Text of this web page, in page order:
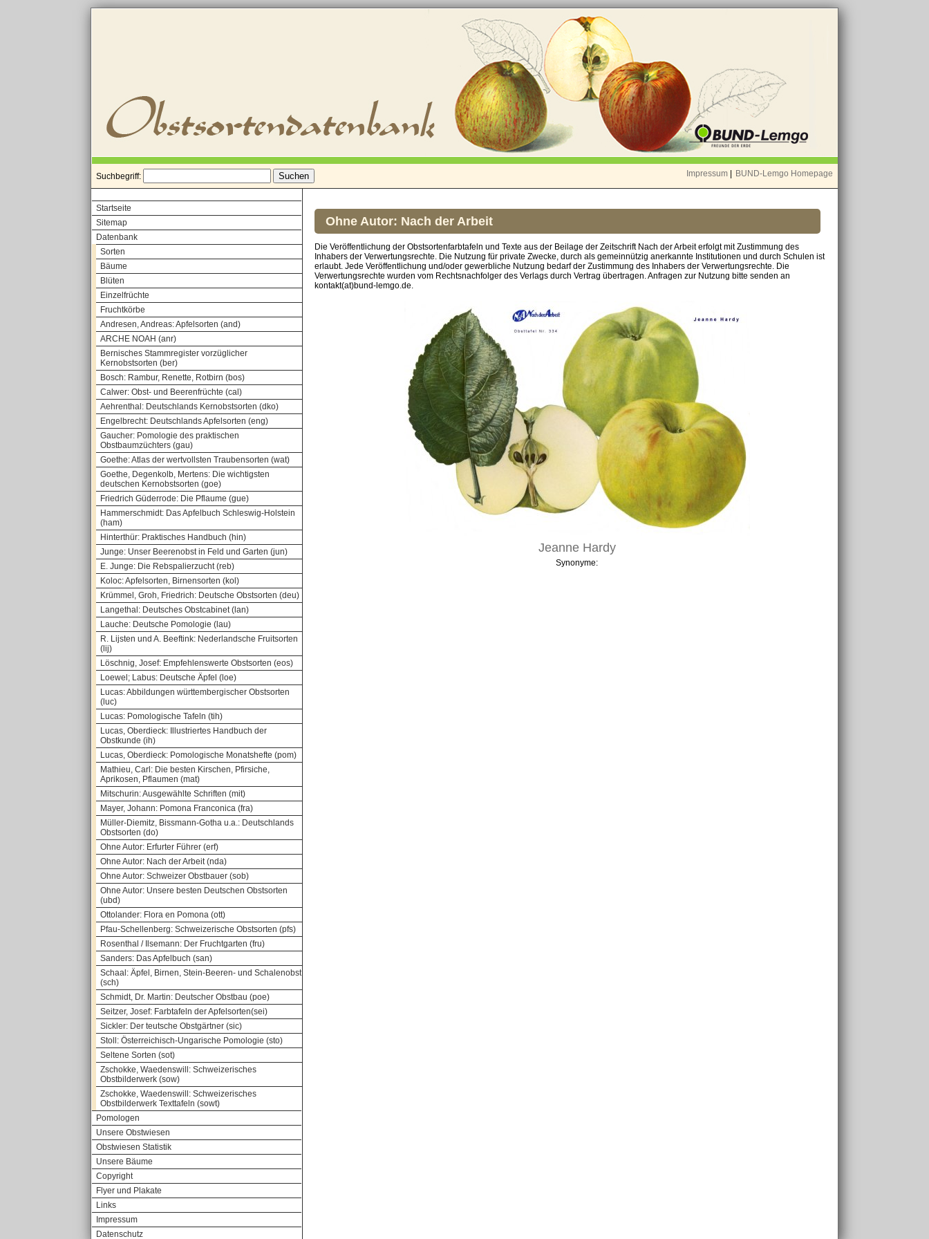
Suchbegriff: Impressum BUND-Lemgo Homepage
Startseite
Sitemap
Datenbank
Sorten
Bäume
Blüten
Einzelfrüchte
Fruchtkörbe
Andresen, Andreas: Apfelsorten (and)
ARCHE NOAH (anr)
Bernisches Stammregister vorzüglicher
Kernobstsorten (ber)
Bosch: Rambur, Renette, Rotbirn (bos)
Calwer: Obst- und Beerenfrüchte (cal)
Aehrenthal: Deutschlands Kernobstsorten (dko)
Engelbrecht: Deutschlands Apfelsorten (eng)
Gaucher: Pomologie des praktischen
Obstbaumzüchters (gau)
Goethe: Atlas der wertvollsten Traubensorten (wat)
Goethe, Degenkolb, Mertens: Die wichtigsten
deutschen Kernobstsorten (goe)
Friedrich Güderrode: Die Pflaume (gue)
Hammerschmidt: Das Apfelbuch Schleswig-Holstein
(ham)
Hinterthür: Praktisches Handbuch (hin)
Junge: Unser Beerenobst in Feld und Garten (jun)
E. Junge: Die Rebspalierzucht (reb)
Koloc: Apfelsorten, Birnensorten (kol)
Krümmel, Groh, Friedrich: Deutsche Obstsorten (deu)
Langethal: Deutsches Obstcabinet (lan)
Lauche: Deutsche Pomologie (lau)
R. Lijsten und A. Beeftink: Nederlandsche Fruitsorten
(lij)
Löschnig, Josef: Empfehlenswerte Obstsorten (eos)
Loewel; Labus: Deutsche Äpfel (loe)
Lucas: Abbildungen württembergischer Obstsorten
(luc)
Lucas: Pomologische Tafeln (tih)
Lucas, Oberdieck: Illustriertes Handbuch der
Obstkunde (ih)
Lucas, Oberdieck: Pomologische Monatshefte (pom)
Mathieu, Carl: Die besten Kirschen, Pfirsiche,
Aprikosen, Pflaumen (mat)
Mitschurin: Ausgewählte Schriften (mit)
Mayer, Johann: Pomona Franconica (fra)
Müller-Diemitz, Bissmann-Gotha u.a.: Deutschlands
Obstsorten (do)
Ohne Autor: Erfurter Führer (erf)
Ohne Autor: Nach der Arbeit (nda)
Ohne Autor: Schweizer Obstbauer (sob)
Ohne Autor: Unsere besten Deutschen Obstsorten
(ubd)
Ottolander: Flora en Pomona (ott)
Pfau-Schellenberg: Schweizerische Obstsorten (pfs)
Rosenthal / Ilsemann: Der Fruchtgarten (fru)
Sanders: Das Apfelbuch (san)
Schaal: Äpfel, Birnen, Stein-Beeren- und Schalenobst
(sch)
Schmidt, Dr. Martin: Deutscher Obstbau (poe)
Seitzer, Josef: Farbtafeln der Apfelsorten(sei)
Sickler: Der teutsche Obstgärtner (sic)
Stoll: Österreichisch-Ungarische Pomologie (sto)
Seltene Sorten (sot)
Zschokke, Waedenswill: Schweizerisches
Obstbilderwerk (sow)
Zschokke, Waedenswill: Schweizerisches
Obstbilderwerk Texttafeln (sowt)
Pomologen
Unsere Obstwiesen
Obstwiesen Statistik
Unsere Bäume
Copyright
Flyer und Plakate
Links
Impressum
Datenschutz
Ohne Autor: Nach der Arbeit
Die Veröffentlichung der Obstsortenfarbtafeln und Texte aus der Beilage der Zeitschrift Nach der Arbeit erfolgt mit Zustimmung des
Inhabers der Verwertungsrechte. Die Nutzung für private Zwecke, durch als gemeinnützig anerkannte Institutionen und durch Schulen ist
erlaubt. Jede Veröffentlichung und/oder gewerbliche Nutzung bedarf der Zustimmung des Inhabers der Verwertungsrechte. Die
Verwertungsrechte wurden vom Rechtsnachfolger des Verlags durch Vertrag übertragen. Anfragen zur Nutzung bitte senden an
kontakt(at)bund-lemgo.de.
Jeanne Hardy
Synonyme: